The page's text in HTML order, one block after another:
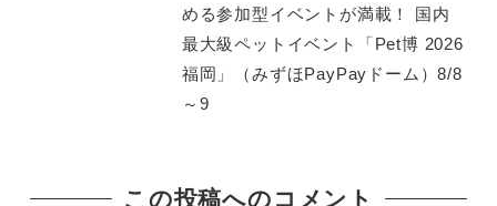
める参加型イベントが満載！ 国内
最大級ペットイベント「Pet博 2026
福岡」（みずほPayPayドーム）8/8
～9
この投稿へのコメント